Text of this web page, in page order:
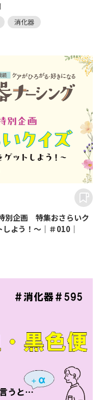
消化器
別企画 特集おさらいク
よう！～｜＃010｜